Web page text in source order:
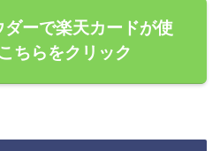
ダーで楽天カードが使
ちらをクリック